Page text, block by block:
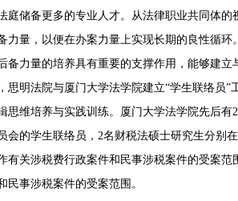
庭储备更多的专业人才。从法律职业共同体
力量，以便在办案力量上实现长期的良性循环
备力量的培养具有重要的支撑作用，能够建立
明法院与厦门大学法学院建立“学生联络员”
思维培养与实践训练。厦门大学法学院先后
会的学生联络员，2名财税法硕士研究生分别
有关涉税费行政案件和民事涉税案件的受案
民事涉税案件的受案范围。